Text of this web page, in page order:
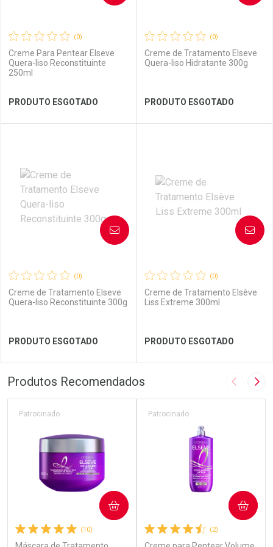
Ver Desconto Convênio Ver Desconto Convênio
(0)
Creme Para Pentear Elseve
Quera-liso Reconstituinte
250ml
PRODUTO ESGOTADO
Laboratório
Ver Desconto Convênio
Por Menos
(0)
Creme de Tratamento Elseve
Quera-liso Hidratante 300g
PRODUTO ESGOTADO
Laboratório
Ver Desconto Convênio
Por Menos
(0)
Creme de Tratamento Elseve
Quera-liso Reconstituinte 300g
PRODUTO ESGOTADO
AVISE-ME
FECHAR
Laboratório
FECHAR
Por Menos
(0)
Creme de Tratamento Elsève
Liss Extreme 300ml
PRODUTO ESGOTADO
AVISE-ME
Laboratório
Por Menos
Produtos Recomendados Imagem
(10)
Patrocinado
COMPRAR
(2)
Patrocinado
COMPRAR